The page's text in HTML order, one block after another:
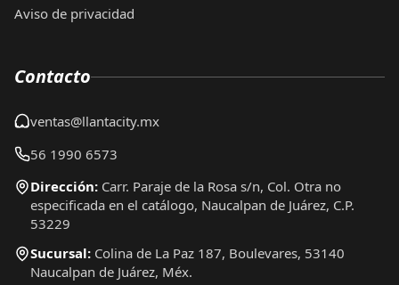
Aviso de privacidad
Contacto
ventas@llantacity.mx
56 1990 6573
Dirección: Carr. Paraje de la Rosa s/n, Col. Otra no
especificada en el catálogo, Naucalpan de Juárez, C.P.
53229
Sucursal: Colina de La Paz 187, Boulevares, 53140
Naucalpan de Juárez, Méx.